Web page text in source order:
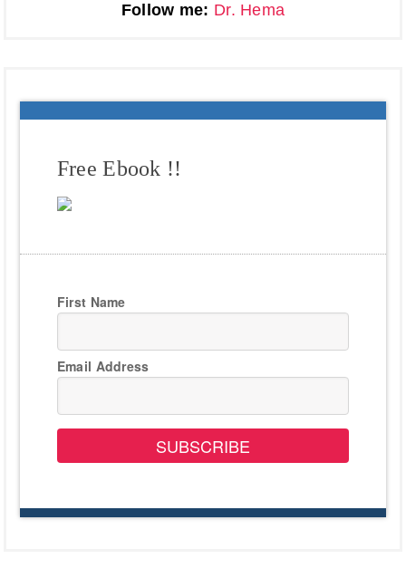
Follow me: Dr. Hema
Free Ebook !!
First Name
Email Address
SUBSCRIBE